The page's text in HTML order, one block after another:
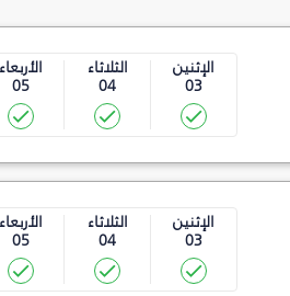
الإثنين
03
الثلاثاء
04
الأربعاء
05
الإثنين
03
الثلاثاء
04
الأربعاء
05